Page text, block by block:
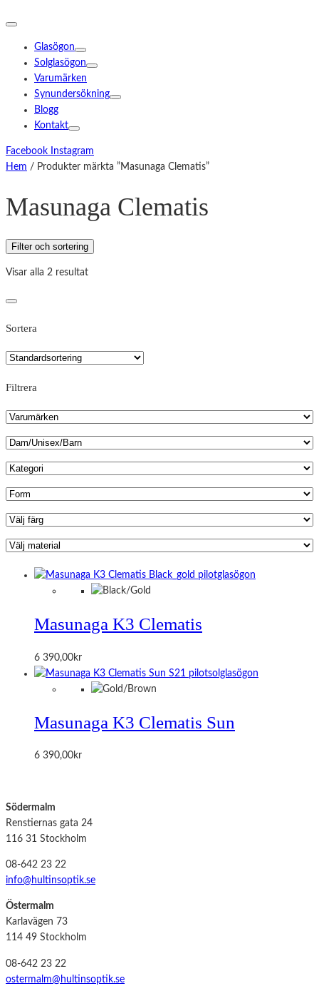
Glasögon
Solglasögon
Varumärken
Synundersökning
Blogg
Kontakt
Facebook
Instagram
Hem / Produkter märkta ”Masunaga Clematis”
Masunaga Clematis
Filter och sortering
Visar alla 2 resultat
Sortera
Filtrera
Masunaga K3 Clematis
6 390,00kr
Masunaga K3 Clematis Sun
6 390,00kr
Södermalm
Renstiernas gata 24
116 31 Stockholm
08-642 23 22
info@hultinsoptik.se
Östermalm
Karlavägen 73
114 49 Stockholm
08-642 23 22
ostermalm@hultinsoptik.se